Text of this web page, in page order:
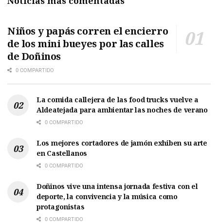
Niños y papás corren el encierro
de los mini bueyes por las calles
de Doñinos
0 COMPARTIDO
La comida callejera de las food trucks vuelve a
Aldeatejada para ambientar las noches de verano
0 COMPARTIDO
Los mejores cortadores de jamón exhiben su arte
en Castellanos
0 COMPARTIDO
Doñinos vive una intensa jornada festiva con el
deporte, la convivencia y la música como
protagonistas
0 COMPARTIDO